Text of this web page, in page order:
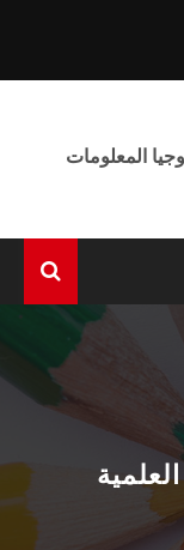
عن المركـز
الوحـدات